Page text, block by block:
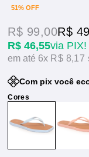
51% OFF
R$ 46,55via PIX!
R$ 99,00R$
6x R$ 8,17
Com pix você